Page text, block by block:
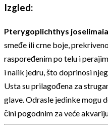
Izgled:
Pterygoplichthys
smeđe ili crne boje,
raspoređenim po telu i
i nalik jedru, što doprinosi
Usta su prilagođena za
glave. Odrasle jedinke mogu
čini pogodnim za veće